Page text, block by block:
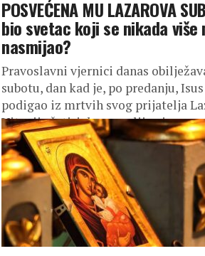
POSVEĆENA MU LAZAROVA
bio svetac koji se nikada više
nasmijao?
Pravoslavni vjernici danas
subotu, dan kad je, po predanju,
podigao iz mrtvih svog prijatelja
Vitanije četiri dana poslije njegove